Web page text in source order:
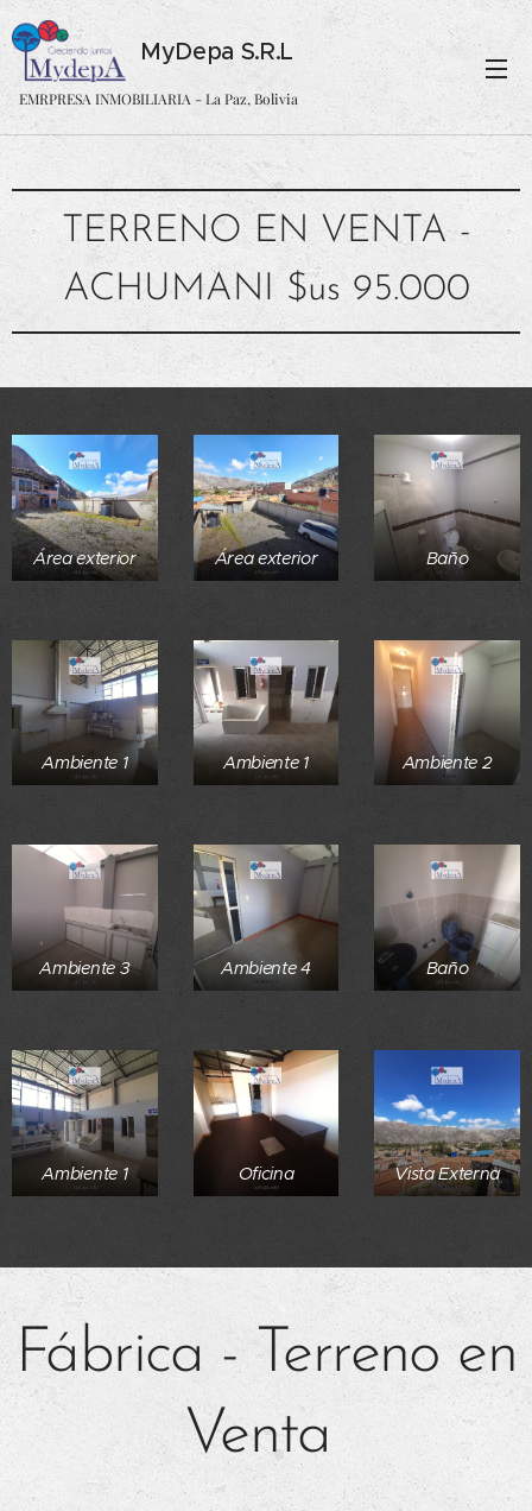
MyDepa S.R.L
EMRPRESA INMOBILIARIA - La Paz, Bolivia
TERRENO EN VENTA -
ACHUMANI $us 95.000
Área exterior Área exterior Baño
Ambiente 1 Ambiente 1 Ambiente 2
Ambiente 3 Ambiente 4 Baño
Ambiente 1 Oficina Vista Externa
Fábrica - Terreno en
Venta